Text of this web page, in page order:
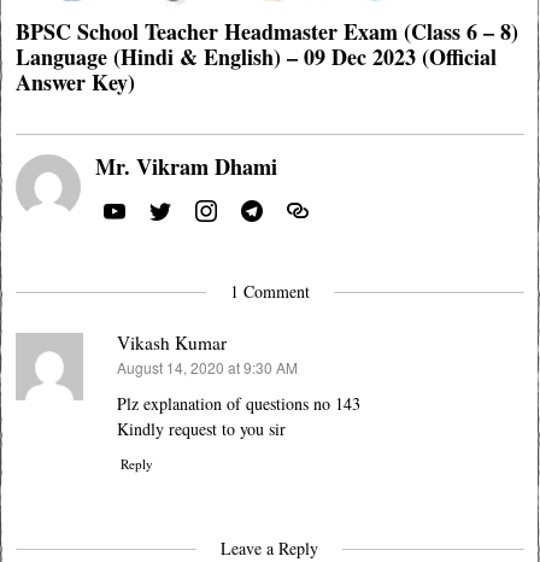
BPSC School Teacher Headmaster Exam (Class 6 – 8)
Language (Hindi & English) – 09 Dec 2023 (Official
Answer Key)
Mr. Vikram Dhami
1 Comment
Vikash Kumar
says:
August 14, 2020 at 9:30 AM
Plz explanation of questions no 143
Kindly request to you sir
Reply
Leave a Reply